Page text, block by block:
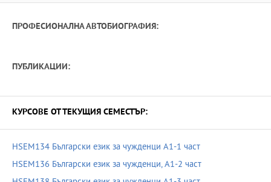
ПРОФЕСИОНАЛНА АВТОБИОГРАФИЯ:
ПУБЛИКАЦИИ:
КУРСОВЕ ОТ ТЕКУЩИЯ СЕМЕСТЪР:
HSEM134 Български език за чужденци А1-1 част
HSEM136 Български език за чужденци, А1-2 част